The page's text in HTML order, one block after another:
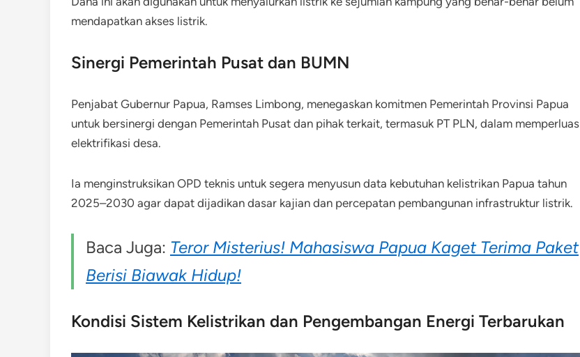
mendapatkan akses listrik.
Sinergi Pemerintah Pusat dan BUMN
Penjabat Gubernur Papua, Ramses Limbong, menegaskan komitmen Pemerintah Provinsi Papua
untuk bersinergi dengan Pemerintah Pusat dan pihak terkait, termasuk PT PLN, dalam memperluas
elektrifikasi desa.
Ia menginstruksikan OPD teknis untuk segera menyusun data kebutuhan kelistrikan Papua tahun
2025–2030 agar dapat dijadikan dasar kajian dan percepatan pembangunan infrastruktur listrik.
Baca Juga: Teror Misterius! Mahasiswa Papua Kaget Terima Paket
Berisi Biawak Hidup!
Kondisi Sistem Kelistrikan dan Pengembangan Energi Terbarukan